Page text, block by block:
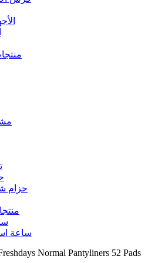
حزام
ساعة
Normal Pantyliners 52 Pads